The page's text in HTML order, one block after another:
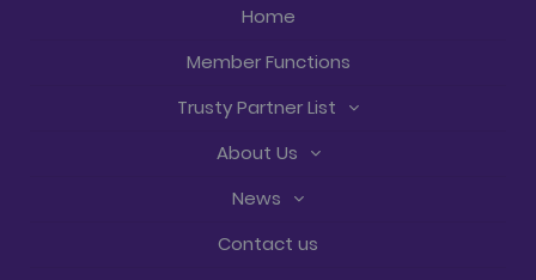
Home
Member Functions
Trusty Partner List
About Us
News
Contact us